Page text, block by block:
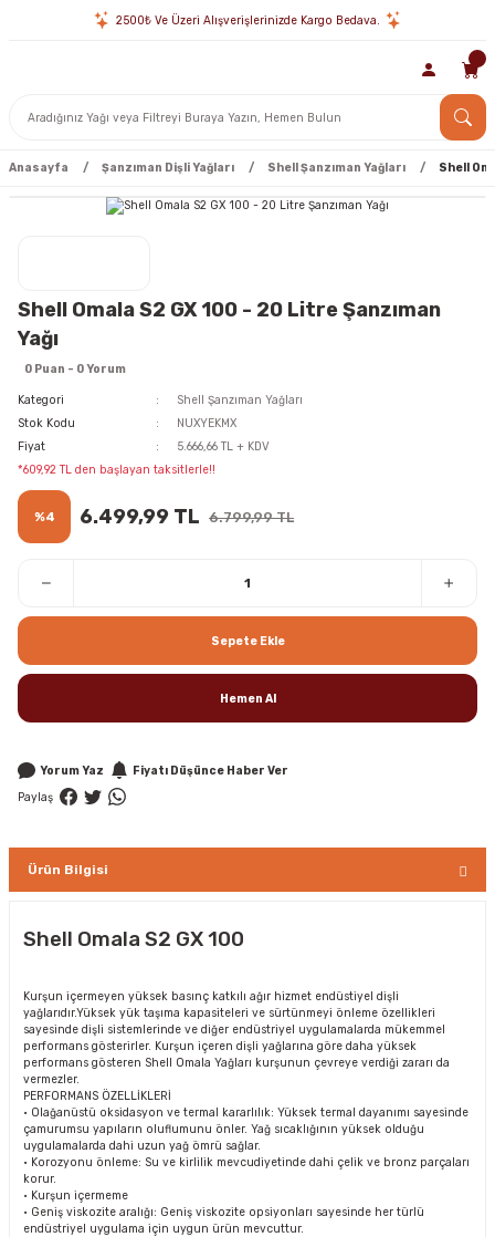
2500₺ Ve Üzeri Alışverişlerinizde Kargo Bedava.
Anasayfa Şanzıman Dişli Yağları Shell Şanzıman Yağları Shell
Shell Omala S2 GX 100 - 20 Litre Şanzıman
Yağı
0 Puan - 0 Yorum
Kategori
Shell Şanzıman Yağları
Stok Kodu
NUXYEKMX
Fiyat
5.666,66 TL + KDV
*609,92 TL den başlayan taksitlerle!!
%4 6.499,99 TL 6.799,99 TL
Sepete Ekle
Hemen Al
Yorum Yaz
Fiyatı Düşünce Haber Ver
Paylaş
Ürün Bilgisi
Shell Omala S2 GX 100
Kurşun içermeyen yüksek basınç katkılı ağır hizmet endüstiyel dişli
yağlarıdır.Yüksek yük taşıma kapasiteleri ve sürtünmeyi önleme özellikleri
sayesinde dişli sistemlerinde ve diğer endüstriyel uygulamalarda mükemmel
performans gösterirler. Kurşun içeren dişli yağlarına göre daha yüksek
performans gösteren Shell Omala Yağları kurşunun çevreye verdiği zararı da
vermezler.
PERFORMANS ÖZELLİKLERİ
• Olağanüstü oksidasyon ve termal kararlılık: Yüksek termal dayanımı sayesinde
çamurumsu yapıların oluflumunu önler. Yağ sıcaklığının yüksek olduğu
uygulamalarda dahi uzun yağ ömrü sağlar.
• Korozyonu önleme: Su ve kirlilik mevcudiyetinde dahi çelik ve bronz parçaları
korur.
• Kurşun içermeme
• Geniş viskozite aralığı: Geniş viskozite opsiyonları sayesinde her türlü
endüstriyel uygulama için uygun ürün mevcuttur.